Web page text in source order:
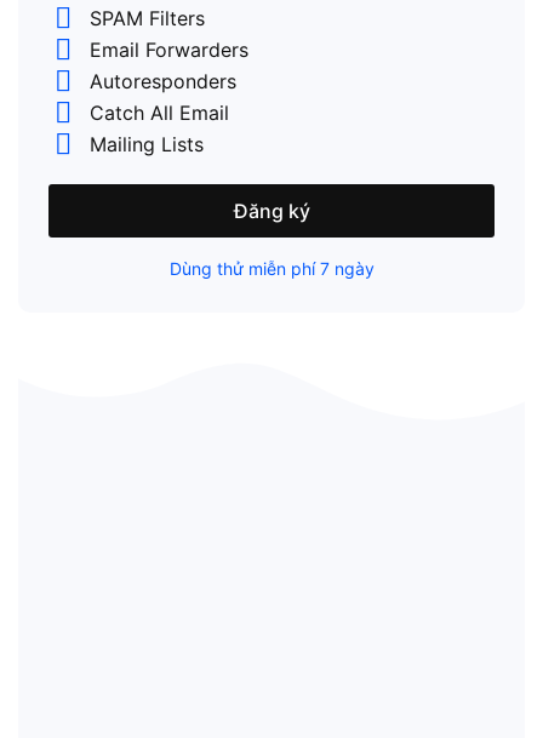
SPAM Filters
Email Forwarders
Autoresponders
Catch All Email
Mailing Lists
Đăng ký
Dùng thử miễn phí 7 ngày